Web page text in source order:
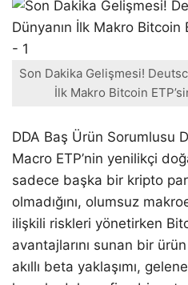
Son Dakika Gelişmesi!
İlk Makro Bitcoin
DDA Baş Ürün Sorumlusu
Macro ETP’nin yenilikçi
sadece başka bir kripto
olmadığını, olumsuz
ilişkili riskleri yönetirken
avantajlarını sunan bir
akıllı beta yaklaşımı,